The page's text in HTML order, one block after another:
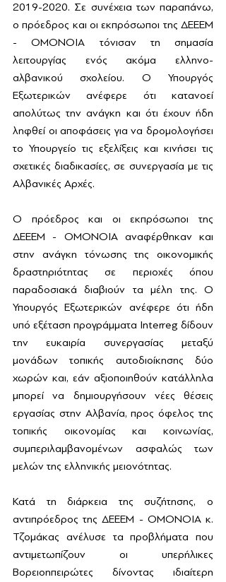
2019-2020. Σε συνέχεια των παραπάνω,
ο πρόεδρος και οι εκπρόσωποι της ΔΕΕΕΜ
- ΟΜΟΝΟΙΑ τόνισαν τη σημασία
λειτουργίας ενός ακόμα ελληνο-
αλβανικού σχολείου. Ο Υπουργός
Εξωτερικών ανέφερε ότι κατανοεί
απολύτως την ανάγκη και ότι έχουν ήδη
ληφθεί οι αποφάσεις για να δρομολογήσει
το Υπουργείο τις εξελίξεις και κινήσει τις
σχετικές διαδικασίες, σε συνεργασία με τις
Αλβανικές Αρχές.
Ο πρόεδρος και οι εκπρόσωποι της
ΔΕΕΕΜ - ΟΜΟΝΟΙΑ αναφέρθηκαν και
στην ανάγκη τόνωσης της οικονομικής
δραστηριότητας σε περιοχές όπου
παραδοσιακά διαβιούν τα μέλη της. Ο
Υπουργός Εξωτερικών ανέφερε ότι ήδη
υπό εξέταση προγράμματα Interreg δίδουν
την ευκαιρία συνεργασίας μεταξύ
μονάδων τοπικής αυτοδιοίκησης δύο
χωρών και, εάν αξιοποιηθούν κατάλληλα
μπορεί να δημιουργήσουν νέες θέσεις
εργασίας στην Αλβανία, προς όφελος της
τοπικής οικονομίας και κοινωνίας,
συμπεριλαμβανομένων ασφαλώς των
μελών της ελληνικής μειονότητας.
Κατά τη διάρκεια της συζήτησης, ο
αντιπρόεδρος της ΔΕΕΕΜ - ΟΜΟΝΟΙΑ κ.
Τζομάκας ανέλυσε τα προβλήματα που
αντιμετωπίζουν οι υπερήλικες
Βορειοηπειρώτες δίνοντας ιδιαίτερη